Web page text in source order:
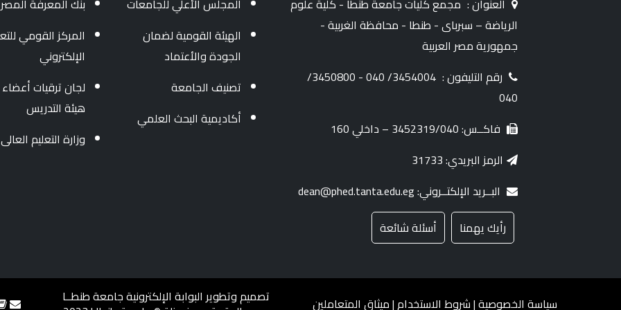
العنوان : مجمع كليات جامعة طنطا - كلية علوم
الرياضة – سبرباى - طنطا - محافظة الغربية -
جمهورية مصر العربية
رقم التليفون :
3454004/ 040 - 3450800/
040
فاكــس: 3452319/040 – داخلي 160
الرمز البريدي: 31733
البــريد الإلكتــروني: dean@phed.tanta.edu.eg
رأيك يهمنا
أسئلة شائعة
المجلس الأعلي للجامعات
الهيئة القومية لضمان
الجودة والأعتماد
تصنيف الجامعة
أكاديمية البحث العلمي
بنك المعرفة
المركز القومي
الإلكتروني
لجان ترقيات أعضاء
هيئة التدريس
وزارة التعليم العالى
سياسة الخصوصية|شروط الاستخدام|ميثاق المتعاملين تصميم وتطوير البوابة الإلكترونية جامعة طنطــا